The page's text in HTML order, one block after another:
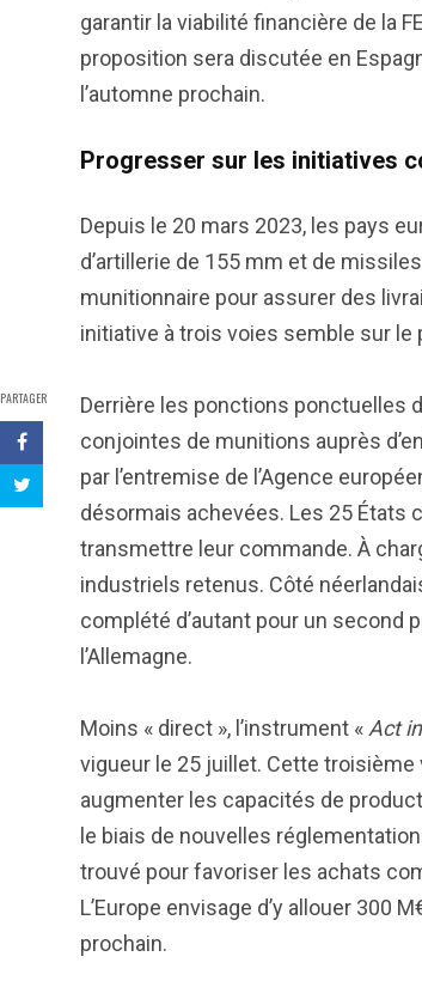
PARTAGER
garantir la viabilité financière de la
proposition sera discutée en
l’automne prochain.
Progresser sur les initiatives
Depuis le 20 mars 2023, les pays
d’artillerie de 155 mm et de
munitionnaire pour assurer des
initiative à trois voies semble sur le
Derrière les ponctions ponctuelles
conjointes de munitions auprès
par l’entremise de l’Agence
désormais achevées. Les 25 États
transmettre leur commande. À
industriels retenus. Côté
complété d’autant pour un second
l’Allemagne.
Moins « direct », l’instrument « Act
vigueur le 25 juillet. Cette troisième
augmenter les capacités de
le biais de nouvelles
trouvé pour favoriser les achats
L’Europe envisage d’y allouer 300
prochain.